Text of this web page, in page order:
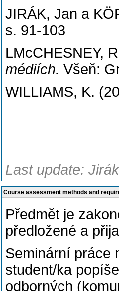
JIRÁK, Jan a
s. 91-103
LMcCHESNEY,
médiích. Všeň:
WILLIAMS, K.
Last update:
Course assessment methods and
Předmět je
předložené a
Seminární práce
student/ka
odborných